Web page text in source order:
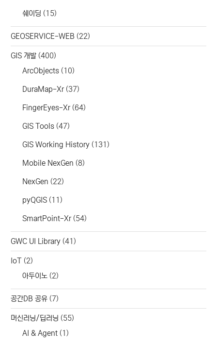
쉐이딩 (15)
GEOSERVICE-WEB (22)
GIS 개발 (400)
ArcObjects (10)
DuraMap-Xr(37)
FingerEyes-Xr(64)
GIS Tools (47)
GIS Working History (131)
Mobile NexGen (8)
NexGen (22)
pyQGIS (11)
SmartPoint-Xr(54)
GWC UI Library (41)
IoT (2)
아두이노 (2)
공간DB 공유 (7)
머신러닝/딥러닝 (55)
AI & Agent (1)